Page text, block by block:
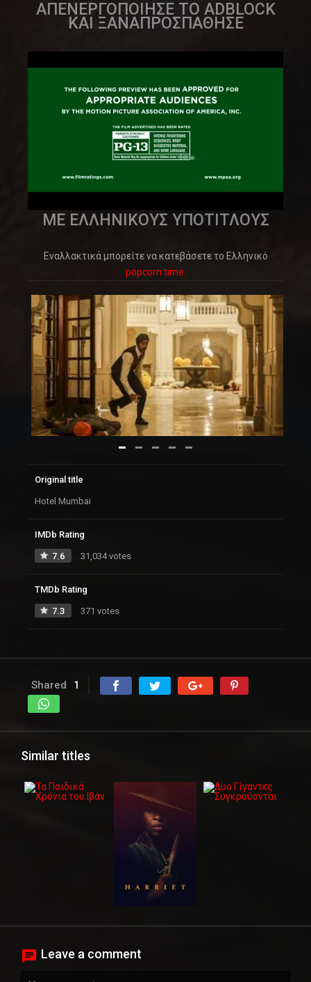
ΑΠΕΝΕΡΓΟΠΟΙΗΣΕ ΤΟ ADBLOCK
ΚΑΙ ΞΑΝΑΠΡΟΣΠΑΘΗΣΕ
ΜΕ ΕΛΛΗΝΙΚΟΥΣ ΥΠΟΤΙΤΛΟΥΣ
Εναλλακτικά μπορείτε να κατεβάσετε το Ελληνικό
popcorn time.
Original title
Hotel Mumbai
IMDb Rating
7.6 31,034 votes
TMDb Rating
7.3 371 votes
Shared 1
Similar titles
Leave a comment